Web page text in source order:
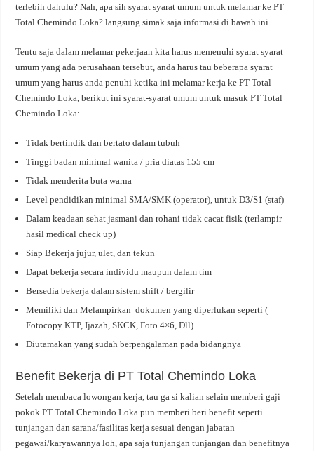
terlebih dahulu? Nah, apa sih syarat syarat umum untuk melamar ke PT
Total Chemindo Loka? langsung simak saja informasi di bawah ini.
Tentu saja dalam melamar pekerjaan kita harus memenuhi syarat syarat
umum yang ada perusahaan tersebut, anda harus tau beberapa syarat
umum yang harus anda penuhi ketika ini melamar kerja ke PT Total
Chemindo Loka, berikut ini syarat-syarat umum untuk masuk PT Total
Chemindo Loka:
Tidak bertindik dan bertato dalam tubuh
Tinggi badan minimal wanita / pria diatas 155 cm
Tidak menderita buta warna
Level pendidikan minimal SMA/SMK (operator), untuk D3/S1 (staf)
Dalam keadaan sehat jasmani dan rohani tidak cacat fisik (terlampir
hasil medical check up)
Siap Bekerja jujur, ulet, dan tekun
Dapat bekerja secara individu maupun dalam tim
Bersedia bekerja dalam sistem shift / bergilir
Memiliki dan Melampirkan dokumen yang diperlukan seperti (
Fotocopy KTP, Ijazah, SKCK, Foto 4×6, Dll)
Diutamakan yang sudah berpengalaman pada bidangnya
Benefit Bekerja di PT Total Chemindo Loka
Setelah membaca lowongan kerja, tau ga si kalian selain memberi gaji
pokok PT Total Chemindo Loka pun memberi beri benefit seperti
tunjangan dan sarana/fasilitas kerja sesuai dengan jabatan
pegawai/karyawannya loh, apa saja tunjangan tunjangan dan benefitnya